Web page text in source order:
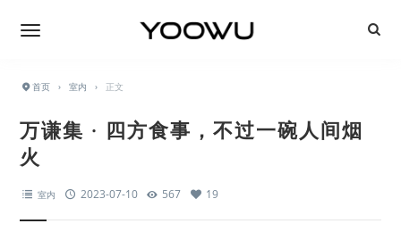
首页 › 室内 › 正文
万谦集 · 四方食事，不过一碗人间烟
火
室内 2023-07-10 567 19